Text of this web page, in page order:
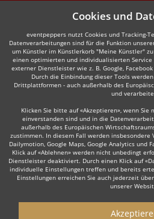
Cookies und
eventpeppers nutzt Cookies und Tracking-
Datenverarbeitungen sind für die Funktion
um Künstler im Künstlerkorb "Meine Künstler"
einen optimierten und individualisierten
externer Dienstleister wie z. B. Google,
Durch die Einbindung dieser Tools
Drittplattformen - auch außerhalb des
und
Klicken Sie bitte auf «Akzeptieren», wenn
einverstanden sind und in die
außerhalb des Europäischen
zustimmen. In diesem Fall werden insbesondere
Dailymotion, Google Maps, Google Analytics und
Klick auf «Ablehnen» werden nicht unbedingt
Dienstleister deaktiviert. Durch einen Klick auf
individuelle Einstellungen treffen und bereits
Einstellungen erreichen Sie auch jederzeit
unserer